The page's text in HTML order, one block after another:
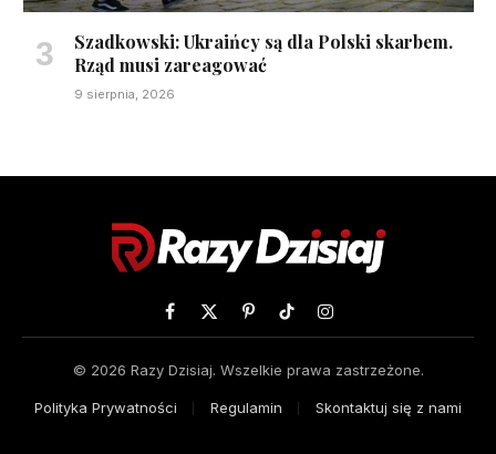
Szadkowski: Ukraińcy są dla Polski skarbem.
Rząd musi zareagować
9 sierpnia, 2026
Facebook
X
PinterestTikTokInstagram
© 2026 Razy Dzisiaj. Wszelkie prawa zastrzeżone.
Polityka Prywatności Regulamin Skontaktuj się z nami